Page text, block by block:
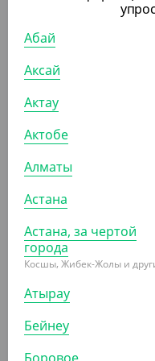
2 992.50 ₸ 3 300₸
Упаковка для салатов
УП (50)
АРТ. 33096
6 380₸
(127.60
Салатник OneClick,
Абай
Аксай
Актау
Актобе
Алматы
Астана
Астана, за чертой
города
Косшы, Жибек-Жолы и
Атырау
Бейнеу
Боровое